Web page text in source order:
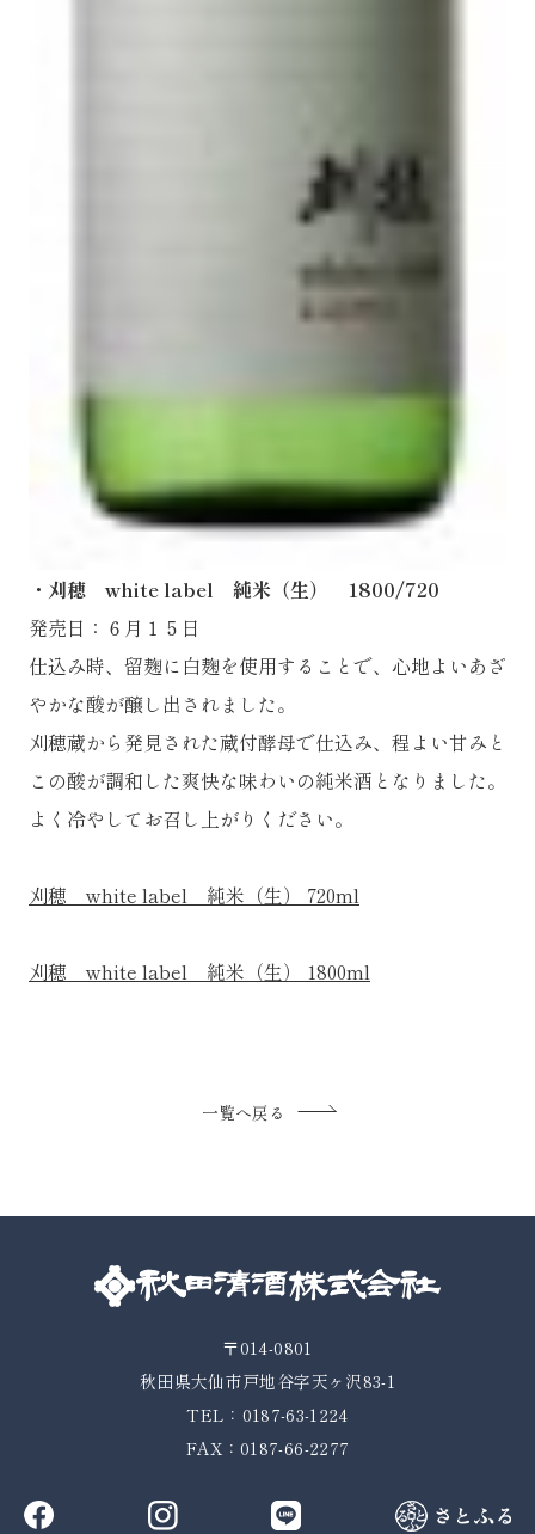
・刈穂 white label 純米（生） 1800/720
発売日：６月１５日
仕込み時、留麹に白麹を使用することで、心地よいあざ
やかな酸が醸し出されました。
刈穂蔵から発見された蔵付酵母で仕込み、程よい甘みと
この酸が調和した爽快な味わいの純米酒となりました。
よく冷やしてお召し上がりください。
刈穂 white label 純米（生） 720ml
刈穂 white label 純米（生） 1800ml
一覧へ戻る
〒014-0801
秋田県大仙市戸地谷字天ヶ沢83-1
TEL：0187-63-1224
FAX：0187-66-2277